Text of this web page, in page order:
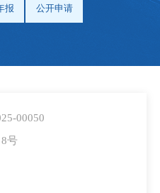
报
公开申请
00050
号